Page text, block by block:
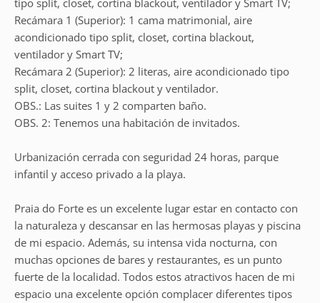
tipo split, closet, cortina blackout, ventilador y Smart TV;
Recámara 1 (Superior): 1 cama matrimonial, aire
acondicionado tipo split, closet, cortina blackout,
ventilador y Smart TV;
Recámara 2 (Superior): 2 literas, aire acondicionado tipo
split, closet, cortina blackout y ventilador.
OBS.: Las suites 1 y 2 comparten baño.
OBS. 2: Tenemos una habitación de invitados.
Urbanización cerrada con seguridad 24 horas, parque
infantil y acceso privado a la playa.
Praia do Forte es un excelente lugar estar en contacto con
la naturaleza y descansar en las hermosas playas y piscina
de mi espacio. Además, su intensa vida nocturna, con
muchas opciones de bares y restaurantes, es un punto
fuerte de la localidad. Todos estos atractivos hacen de mi
espacio una excelente opción complacer diferentes tipos